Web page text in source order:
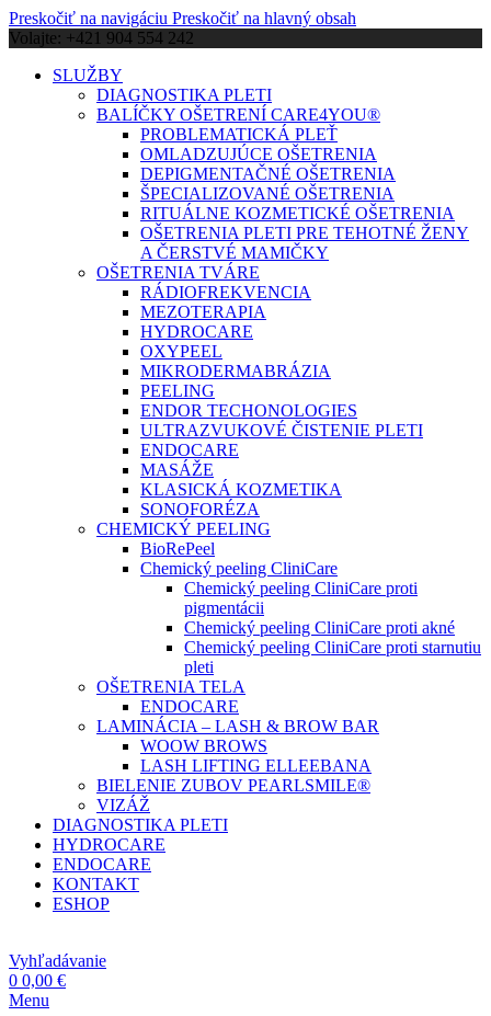
Preskočiť na navigáciu Preskočiť na hlavný obsah
Volajte: +421 904 554 242
SLUŽBY
DIAGNOSTIKA PLETI
BALÍČKY OŠETRENÍ CARE4YOU®
PROBLEMATICKÁ PLEŤ
OMLADZUJÚCE OŠETRENIA
DEPIGMENTAČNÉ OŠETRENIA
ŠPECIALIZOVANÉ OŠETRENIA
RITUÁLNE KOZMETICKÉ OŠETRENIA
OŠETRENIA PLETI PRE TEHOTNÉ ŽENY
A ČERSTVÉ MAMIČKY
OŠETRENIA TVÁRE
RÁDIOFREKVENCIA
MEZOTERAPIA
HYDROCARE
OXYPEEL
MIKRODERMABRÁZIA
PEELING
ENDOR TECHONOLOGIES
ULTRAZVUKOVÉ ČISTENIE PLETI
ENDOCARE
MASÁŽE
KLASICKÁ KOZMETIKA
SONOFORÉZA
CHEMICKÝ PEELING
BioRePeel
Chemický peeling CliniCare
Chemický peeling CliniCare proti
pigmentácii
Chemický peeling CliniCare proti akné
Chemický peeling CliniCare proti starnutiu
pleti
OŠETRENIA TELA
ENDOCARE
LAMINÁCIA – LASH & BROW BAR
WOOW BROWS
LASH LIFTING ELLEEBANA
BIELENIE ZUBOV PEARLSMILE®
VIZÁŽ
DIAGNOSTIKA PLETI
HYDROCARE
ENDOCARE
KONTAKT
ESHOP
Vyhľadávanie
0 0,00 €
Menu